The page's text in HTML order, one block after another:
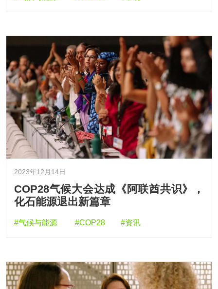
2023年12月14日
COP28气候大会达成《阿联酋共识》，
化石能源退出新篇章
#气候与能源 #COP28 #资讯